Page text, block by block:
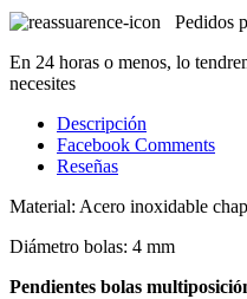
Pedidos
En 24 horas o menos, lo
necesites
Descripción
Facebook Comments
Reseñas
Material: Acero inoxidable
Diámetro bolas: 4 mm
Pendientes bolas